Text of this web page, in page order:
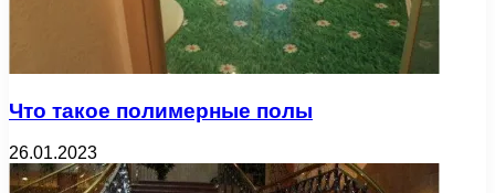
Что такое полимерные полы
26.01.2023